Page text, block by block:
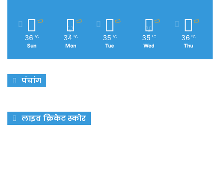
36 ℃
Sun
34 ℃
Mon
35 ℃
Tue
35 ℃
Wed
36 ℃
Thu
पंचांग
लाइव क्रिकेट स्कोर